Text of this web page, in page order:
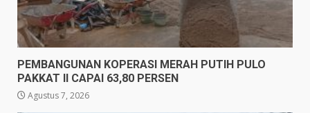
PEMBANGUNAN KOPERASI MERAH PUTIH PULO
PAKKAT II CAPAI 63,80 PERSEN
Agustus 7, 2026